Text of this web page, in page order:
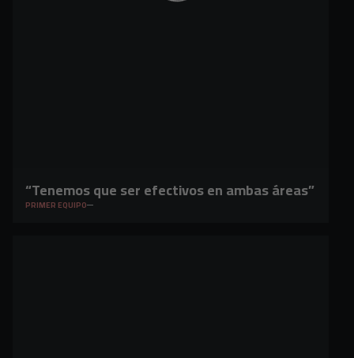
“Tenemos que ser efectivos en ambas áreas”
PRIMER EQUIPO